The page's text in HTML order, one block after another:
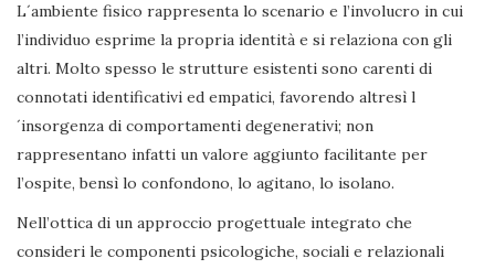
L´ambiente fisico rappresenta lo scenario e l’involucro in cui
l’individuo esprime la propria identità e si relaziona con gli
altri. Molto spesso le strutture esistenti sono carenti di
connotati identificativi ed empatici, favorendo altresì l
´insorgenza di comportamenti degenerativi; non
rappresentano infatti un valore aggiunto facilitante per
l’ospite, bensì lo confondono, lo agitano, lo isolano.
Nell’ottica di un approccio progettuale integrato che
consideri le componenti psicologiche, sociali e relazionali